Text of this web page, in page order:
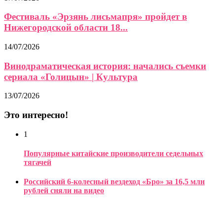
Фестиваль «Эрзянь лисьмапря» пройдет в
Нижегородской области 18...
14/07/2026
Винодраматическая история: начались съемки
сериала «Голицын» | Культура
13/07/2026
Это интересно!
1
Популярные китайские производители седельных
тягачей
Российский 6-колесный вездеход «Бро» за 16,5 млн
рублей сняли на видео